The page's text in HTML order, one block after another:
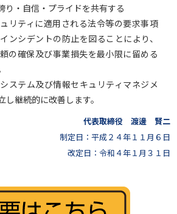
り・自信・プライドを共有する
リティに適用される法令等の要求事項
ンシデントの防止を図ることにより、
の確保及び事業損失を最小限に留める
ステム及び情報セキュリティマネジメ
し継続的に改善します。
代表取締役 渡邊 賢二
制定日：平成２４年１１月６日
改定日：令和４年１月３１日